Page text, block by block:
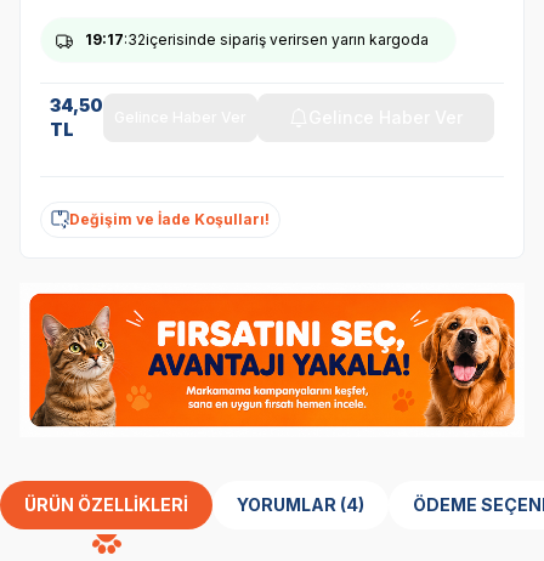
19:17:32içerisinde sipariş verirsen yarın kargoda
34,50
TL
Değişim ve İade Koşulları!
ÜRÜN ÖZELLIKLERI YORUMLAR (4) ÖDEME